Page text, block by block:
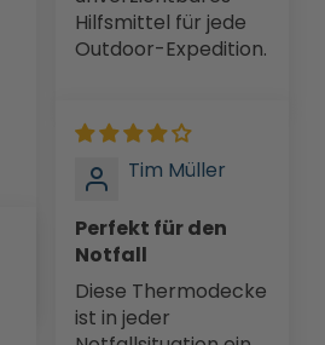
Hilfsmittel für jede
Outdoor-Expedition.
Tim Müller
Perfekt für den
Notfall
Diese Thermodecke
ist in jeder